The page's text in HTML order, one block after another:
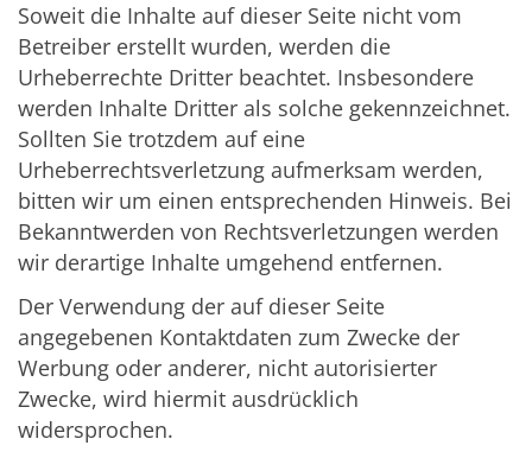
Soweit die Inhalte auf dieser Seite nicht vom
Betreiber erstellt wurden, werden die
Urheberrechte Dritter beachtet. Insbesondere
werden Inhalte Dritter als solche gekennzeichnet.
Sollten Sie trotzdem auf eine
Urheberrechtsverletzung aufmerksam werden,
bitten wir um einen entsprechenden Hinweis. Bei
Bekanntwerden von Rechtsverletzungen werden
wir derartige Inhalte umgehend entfernen.
Der Verwendung der auf dieser Seite
angegebenen Kontaktdaten zum Zwecke der
Werbung oder anderer, nicht autorisierter
Zwecke, wird hiermit ausdrücklich
widersprochen.